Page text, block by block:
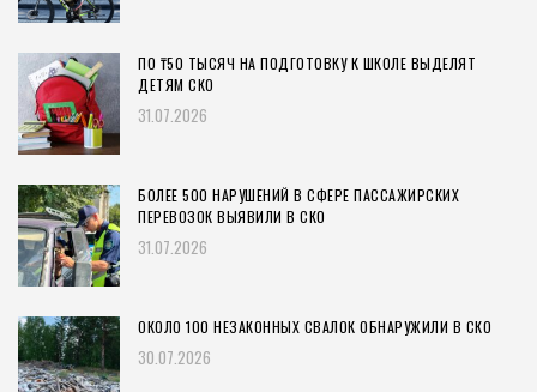
ПО ₸50 ТЫСЯЧ НА ПОДГОТОВКУ К ШКОЛЕ ВЫДЕЛЯТ
ДЕТЯМ СКО
31.07.2026
БОЛЕЕ 500 НАРУШЕНИЙ В СФЕРЕ ПАССАЖИРСКИХ
ПЕРЕВОЗОК ВЫЯВИЛИ В СКО
31.07.2026
ОКОЛО 100 НЕЗАКОННЫХ СВАЛОК ОБНАРУЖИЛИ В СКО
30.07.2026